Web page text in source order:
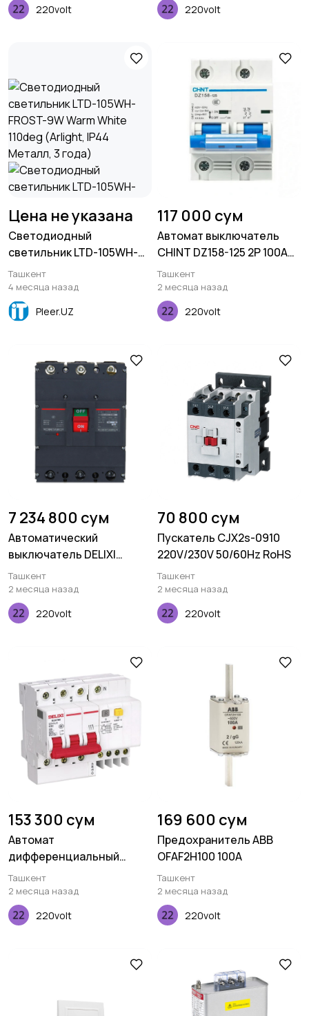
220volt 220volt
Цена не указана
Светодиодный
светильник LTD-105WH-
FROST-9W Warm White
110deg (Arlight, IP44
Металл, 3 года)
Ташкент
4 месяца назад
Pleer.UZ
117 000 сум
Автомат выключатель
CHINT DZ158-125 2P 100A
6kA
Ташкент
2 месяца назад
220volt
7 234 800 сум
Автоматический
выключатель DELIXI
CDM3-1250H/3300 1000A
Ташкент
2 месяца назад
220volt
70 800 сум
Пускатель CJX2s-0910
220V/230V 50/60Hz RoHS
Ташкент
2 месяца назад
220volt
153 300 сум
Автомат
дифференциальный
DZ47sLE 3P C 16A 300mA
Ташкент
2 месяца назад
220volt
169 600 сум
Предохранитель ABB
OFAF2H100 100A
Ташкент
2 месяца назад
220volt